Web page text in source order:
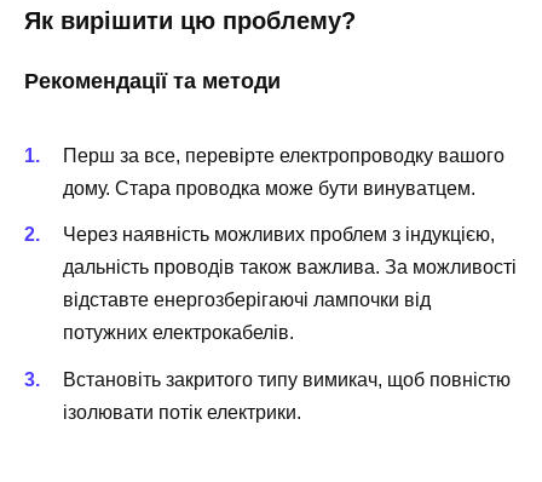
Як вирішити цю проблему?
Рекомендації та методи
Перш за все, перевірте електропроводку вашого
дому. Стара проводка може бути винуватцем.
Через наявність можливих проблем з індукцією,
дальність проводів також важлива. За можливості
відставте енергозберігаючі лампочки від
потужних електрокабелів.
Встановіть закритого типу вимикач, щоб повністю
ізолювати потік електрики.